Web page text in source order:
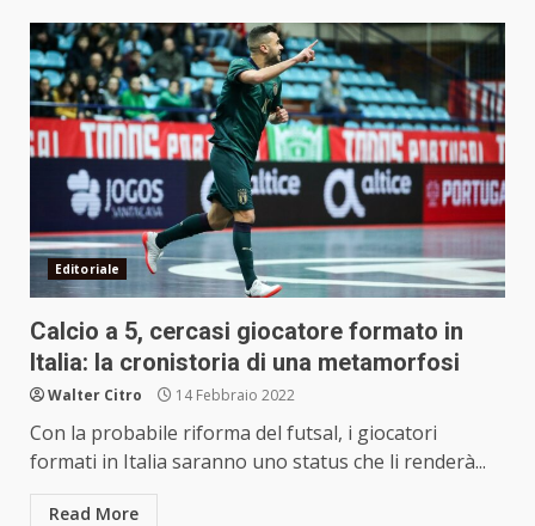
Editoriale
Calcio a 5, cercasi giocatore formato in
Italia: la cronistoria di una metamorfosi
Walter Citro 14 Febbraio 2022
Con la probabile riforma del futsal, i giocatori
formati in Italia saranno uno status che li renderà...
Read More